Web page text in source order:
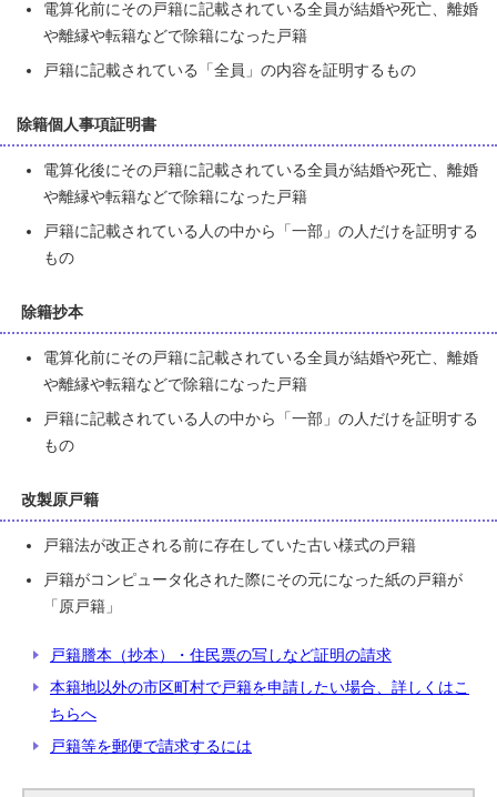
電算化前にその戸籍に記載されている全員が結婚や死亡、離婚
や離縁や転籍などで除籍になった戸籍
戸籍に記載されている「全員」の内容を証明するもの
除籍個人事項証明書
電算化後にその戸籍に記載されている全員が結婚や死亡、離婚
や離縁や転籍などで除籍になった戸籍
戸籍に記載されている人の中から「一部」の人だけを証明する
もの
除籍抄本
電算化前にその戸籍に記載されている全員が結婚や死亡、離婚
や離縁や転籍などで除籍になった戸籍
戸籍に記載されている人の中から「一部」の人だけを証明する
もの
改製原戸籍
戸籍法が改正される前に存在していた古い様式の戸籍
戸籍がコンピュータ化された際にその元になった紙の戸籍が
「原戸籍」
戸籍謄本（抄本）・住民票の写しなど証明の請求
本籍地以外の市区町村で戸籍を申請したい場合、詳しくはこ
ちらへ
戸籍等を郵便で請求するには